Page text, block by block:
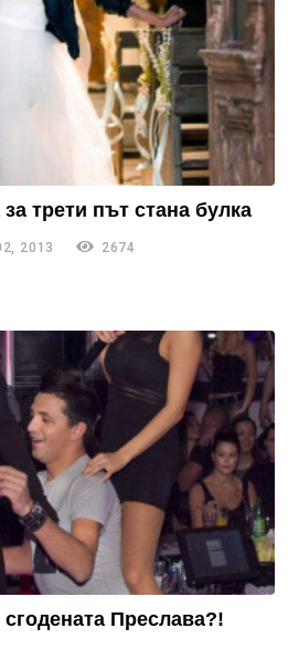
трети път стана булка
2013
2674
Преслава?!